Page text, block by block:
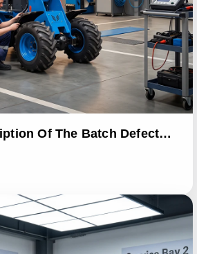
Of The Batch Defect